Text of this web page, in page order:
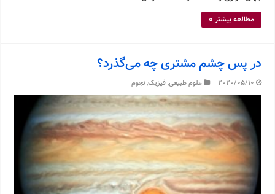
مطالعه بیشتر »
در پس چشم مشتری چه می‌گذرد؟
2020/05/10 علوم طبیعی,فیزیک,نجوم